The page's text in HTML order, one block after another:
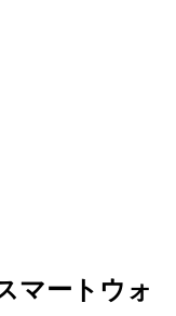
マートウォ